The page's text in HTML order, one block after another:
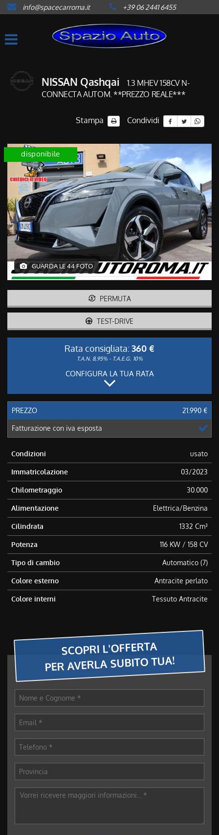
HOME
LISTA VEICOLI
ACQUISTIAMO USATO
NEWS
AREA COMMERCIANTI
info@spacecarroma.it +39 06 2441 6455
NISSAN Qashqai
1.3 MHEV 158CV N-
CONNECTA AUTOM. **PREZZO REALE***
Stampa Condividi
disponibile
GUARDA LE 44 FOTO
PERMUTA
TEST-DRIVE
Rata consigliata: 360 €
T.A.N. 8,95% - T.A.E.G. 10%
CONFIGURA LA TUA RATA
PREZZO 21.990 €
Fatturazione con iva esposta
Condizioni usato
Immatricolazione 03/2023
Chilometraggio 30.000
Alimentazione Elettrica/Benzina
Cilindrata 1332 Cm³
Potenza 116 KW / 158 CV
Tipo di cambio Automatico (7)
Colore esterno Antracite perlato
Colore interni Tessuto Antracite
SCOPRI L'OFFERTA
PER AVERLA SUBITO TUA!